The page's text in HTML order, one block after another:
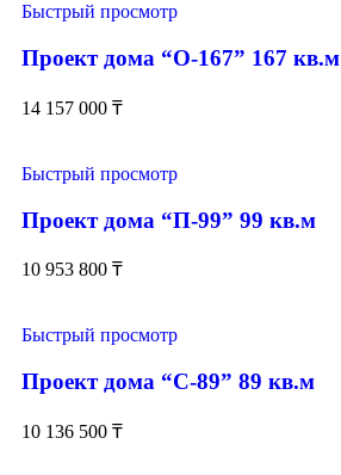
Быстрый просмотр
Проект дома “О-167” 167 кв.м
14 157 000 ₸
Быстрый просмотр
Проект дома “П-99” 99 кв.м
10 953 800 ₸
Быстрый просмотр
Проект дома “С-89” 89 кв.м
10 136 500 ₸